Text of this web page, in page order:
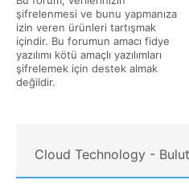
şifrelenmesi ve bunu yapmanıza
izin veren ürünleri tartışmak
içindir. Bu forumun amacı fidye
yazılımı kötü amaçlı yazılımları
şifrelemek için destek almak
değildir.
Cloud Technology -